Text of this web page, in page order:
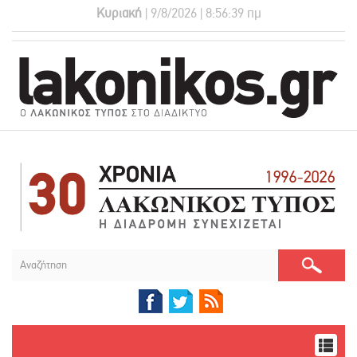
Κυριακή | 9/8/2026 | 8:56:40 πμ